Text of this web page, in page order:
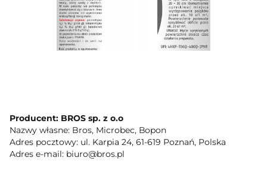
Producent: BROS sp. z o.o
Nazwy własne: Bros, Microbec, Bopon
Adres pocztowy: ul. Karpia 24, 61-619 Poznań, Polska
Adres e-mail: biuro@bros.pl